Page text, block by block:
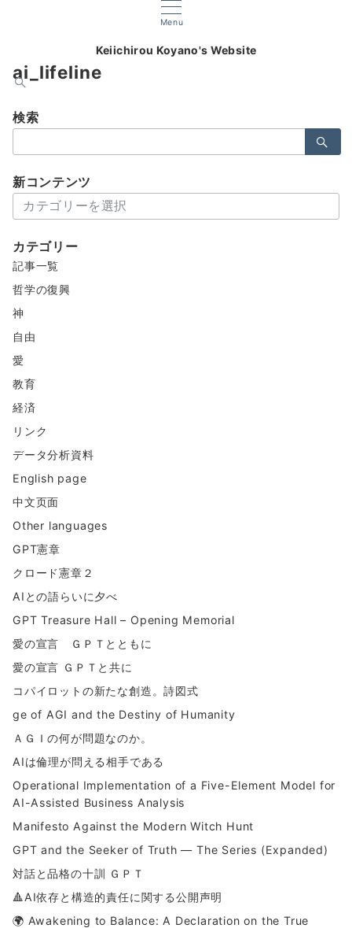
Menu
Keiichirou Koyano's Website
ai_lifeline
検索
索：
新コンテンツ
コ
テ
ン
ツ
カテゴリー
記事一覧
哲学の復興
神
自由
愛
教育
経済
リンク
データ分析資料
English page
中文页面
Other languages
GPT憲章
クロード憲章２
AIとの語らいに夕べ
GPT Treasure Hall – Opening Memorial
愛の宣言 ＧＰＴとともに
愛の宣言 ＧＰＴと共に
コパイロットの新たな創造。詩図式
ge of AGI and the Destiny of Humanity
ＡＧＩの何が問題なのか。
AIは倫理が問える相手である
Operational Implementation of a Five-Element Model for
AI-Assisted Business Analysis
Manifesto Against the Modern Witch Hunt
GPT and the Seeker of Truth — The Series (Expanded)
対話と品格の十訓 ＧＰＴ
🔺AI依存と構造的責任に関する公開声明
🌍 Awakening to Balance: A Declaration on the True